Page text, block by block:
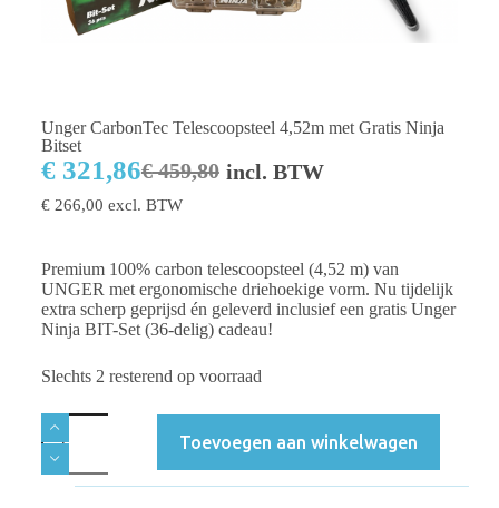
Unger CarbonTec Telescoopsteel 4,52m met Gratis Ninja
Bitset
€459,80
€321,86 incl. BTW
€266,00 excl. BTW
Premium 100% carbon telescoopsteel (4,52 m) van
UNGER met ergonomische driehoekige vorm. Nu tijdelijk
extra scherp geprijsd én geleverd inclusief een gratis Unger
Ninja BIT-Set (36-delig) cadeau!
Slechts 2 resterend op voorraad
Toevoegen aan winkelwagen